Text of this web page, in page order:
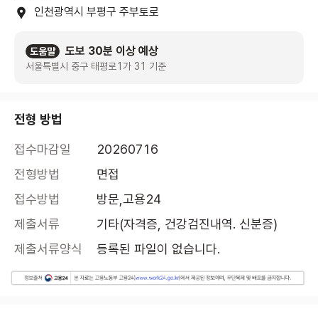
인천광역시 부평구 주부토로
도움말 도보 30분 이상 예상
서울특별시 중구 태평로1가 31 기준
전형 방법
접수마감일
20260716
전형방법
면접
접수방법
방문,고용24
제출서류
기타(자격증, 건강검진내역. 신분증)
제출서류양식
등록된 파일이 없습니다.